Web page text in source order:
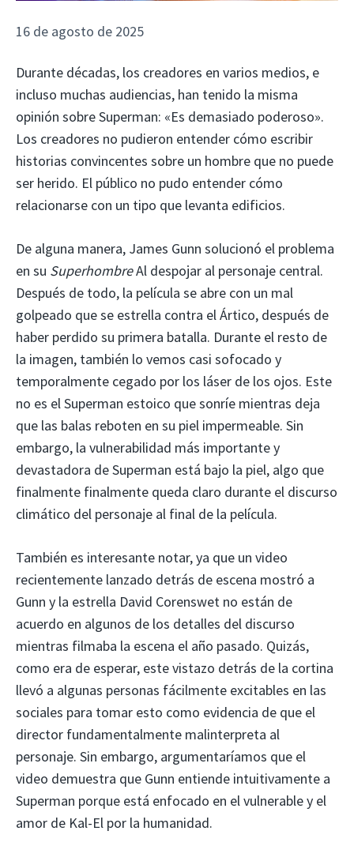
16 de agosto de 2025
Durante décadas, los creadores en varios medios, e
incluso muchas audiencias, han tenido la misma
opinión sobre Superman: «Es demasiado poderoso».
Los creadores no pudieron entender cómo escribir
historias convincentes sobre un hombre que no puede
ser herido. El público no pudo entender cómo
relacionarse con un tipo que levanta edificios.
De alguna manera, James Gunn solucionó el problema
en su SuperhombreAl despojar al personaje central.
Después de todo, la película se abre con un mal
golpeado que se estrella contra el Ártico, después de
haber perdido su primera batalla. Durante el resto de
la imagen, también lo vemos casi sofocado y
temporalmente cegado por los láser de los ojos. Este
no es el Superman estoico que sonríe mientras deja
que las balas reboten en su piel impermeable. Sin
embargo, la vulnerabilidad más importante y
devastadora de Superman está bajo la piel, algo que
finalmente finalmente queda claro durante el discurso
climático del personaje al final de la película.
También es interesante notar, ya que un video
recientemente lanzado detrás de escena mostró a
Gunn y la estrella David Corenswet no están de
acuerdo en algunos de los detalles del discurso
mientras filmaba la escena el año pasado. Quizás,
como era de esperar, este vistazo detrás de la cortina
llevó a algunas personas fácilmente excitables en las
sociales para tomar esto como evidencia de que el
director fundamentalmente malinterpreta al
personaje. Sin embargo, argumentaríamos que el
video demuestra que Gunn entiende intuitivamente a
Superman porque está enfocado en el vulnerable y el
amor de Kal-El por la humanidad.